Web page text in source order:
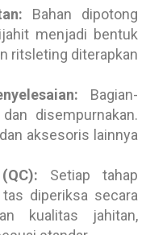
Bahan dipotong
menjadi bentuk
ritsleting diterapkan
Bagian-
disempurnakan.
aksesoris lainnya
Setiap tahap
diperiksa secara
kualitas jahitan,